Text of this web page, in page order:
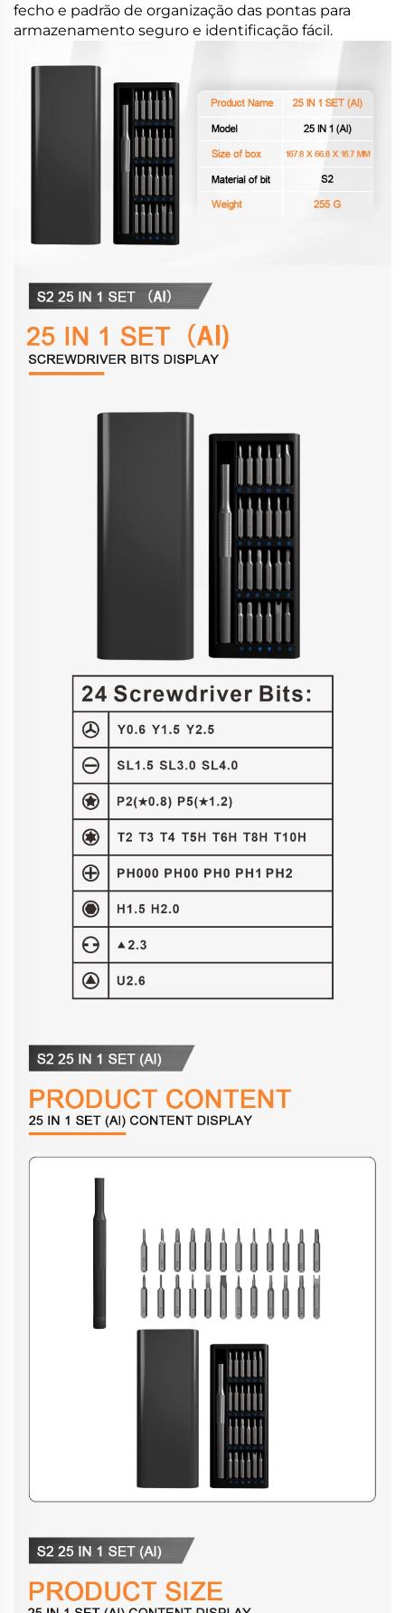
fecho e padrão de organização das pontas para
armazenamento seguro e identificação fácil.